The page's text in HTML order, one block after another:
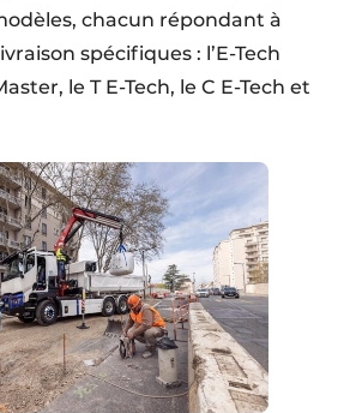
chacun répondant à
spécifiques : l’E-Tech
le T E-Tech, le C E-Tech et